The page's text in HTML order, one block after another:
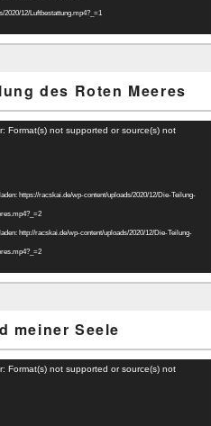
2020/12/Luftbestattung.mp4?_=1
des Roten Meeres
Format(s) not supported or source(s) not
https://racskai.de/wp-content/uploads/2020/12/Die-Teilung-
http://racskai.de/wp-content/uploads/2020/12/Die-Teilung-
meiner Seele
Format(s) not supported or source(s) not